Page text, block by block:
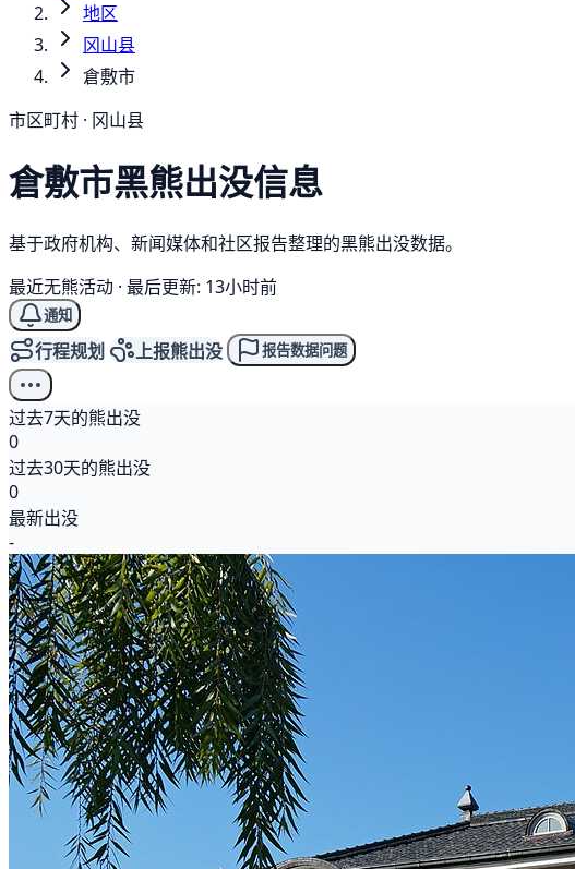
地区
冈山县
倉敷市
市区町村 · 冈山县
倉敷市黑熊出没信息
基于政府机构、新闻媒体和社区报告整理的黑熊出没数据。
最近无熊活动 · 最后更新: 13小时前
通知
行程规划 上报熊出没 报告数据问题
过去7天的熊出没
0
过去30天的熊出没
0
最新出没
-